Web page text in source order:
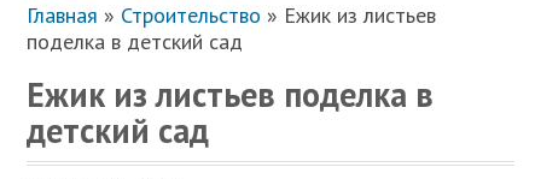
Главная » Строительство » Ежик из листьев
поделка в детский сад
Ежик из листьев поделка в
детский сад